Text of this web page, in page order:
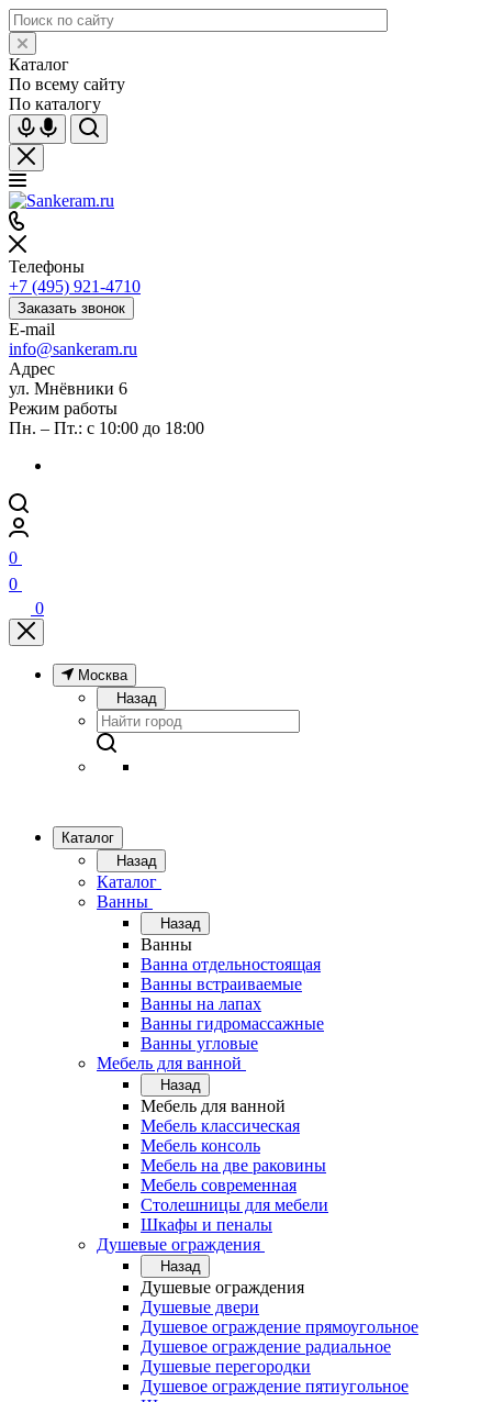
Каталог
По всему сайту
По каталогу
Телефоны
+7 (495) 921-4710
Заказать звонок
E-mail
info@sankeram.ru
Адрес
ул. Мнёвники 6
Режим работы
Пн. – Пт.: с 10:00 до 18:00
0
0
0
Москва
Назад
Каталог
Назад
Каталог
Ванны
Назад
Ванны
Ванна отдельностоящая
Ванны встраиваемые
Ванны на лапах
Ванны гидромассажные
Ванны угловые
Мебель для ванной
Назад
Мебель для ванной
Мебель классическая
Мебель консоль
Мебель на две раковины
Мебель современная
Столешницы для мебели
Шкафы и пеналы
Душевые ограждения
Назад
Душевые ограждения
Душевые двери
Душевое ограждение прямоугольное
Душевое ограждение радиальное
Душевые перегородки
Душевое ограждение пятиугольное